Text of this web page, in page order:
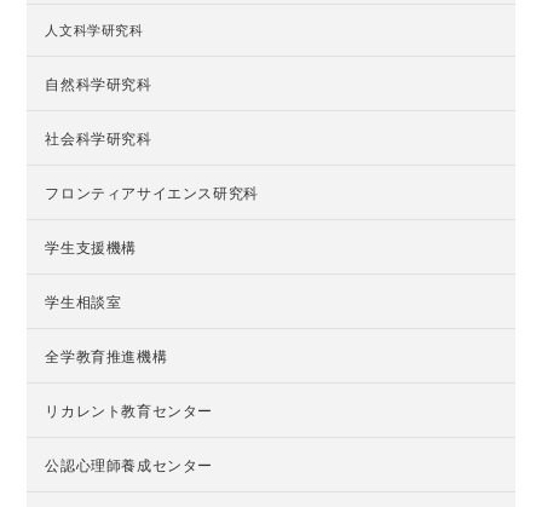
人文科学研究科
自然科学研究科
社会科学研究科
フロンティアサイエンス研究科
学生支援機構
学生相談室
全学教育推進機構
リカレント教育センター
公認心理師養成センター